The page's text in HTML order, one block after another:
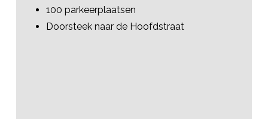
100 parkeerplaatsen
Doorsteek naar de Hoofdstraat